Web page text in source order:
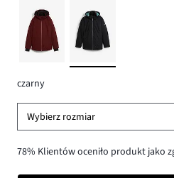
czarny
Wybierz rozmiar
78% Klientów oceniło produkt jako